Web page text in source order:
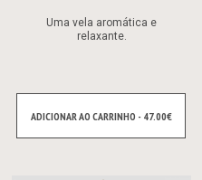
Uma vela aromática e
relaxante.
ADICIONAR AO CARRINHO - 47.00€